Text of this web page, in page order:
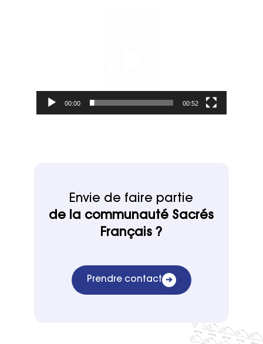
00:00 00:52
Envie de faire partie
de la communauté Sacrés
Français ?
Prendre contact ➔